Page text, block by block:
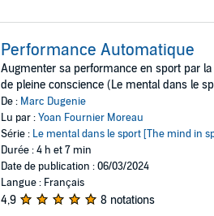
Performance Automatique
Augmenter sa performance en sport par
de pleine conscience (Le mental dans le
De : Marc Dugenie
Lu par :Yoan Fournier Moreau
Série : Le mental dans le sport [The mind in
Durée : 4 h et 7 min
Date de publication : 06/03/2024
Langue : Français
4,9 8 notations